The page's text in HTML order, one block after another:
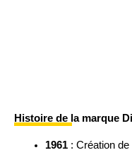
Histoire de la marque
1961: Création de